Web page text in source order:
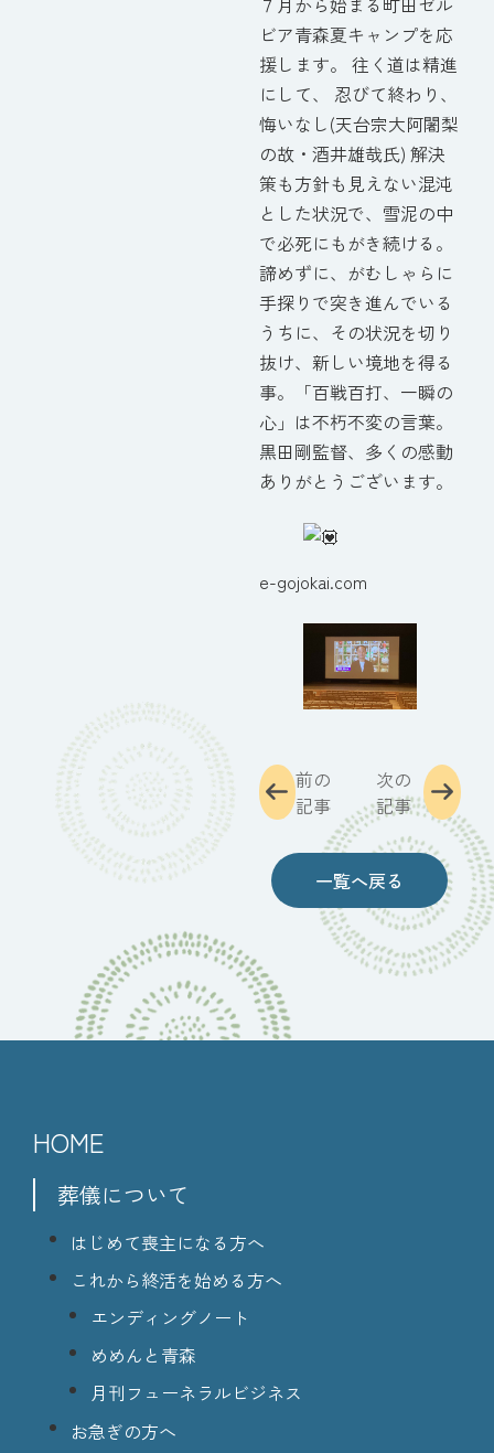
ビア青森夏キャンプを応
援します。 往く道は精進
にして、 忍びて終わり、
悔いなし(天台宗大阿闍梨
の故・酒井雄哉氏) 解決
策も方針も見えない混沌
とした状況で、雪泥の中
で必死にもがき続ける。
諦めずに、がむしゃらに
手探りで突き進んでいる
うちに、その状況を切り
抜け、新しい境地を得る
事。「百戦百打、一瞬の
心」は不朽不変の言葉。
黒田剛監督、多くの感動
ありがとうございます。
e-gojokai.com
前の
記事
一覧へ戻る
次の
記事
HOME
葬儀について
はじめて喪主になる方へ
これから終活を始める方へ
エンディングノート
めめんと青森
月刊フューネラルビジネス
お急ぎの方へ